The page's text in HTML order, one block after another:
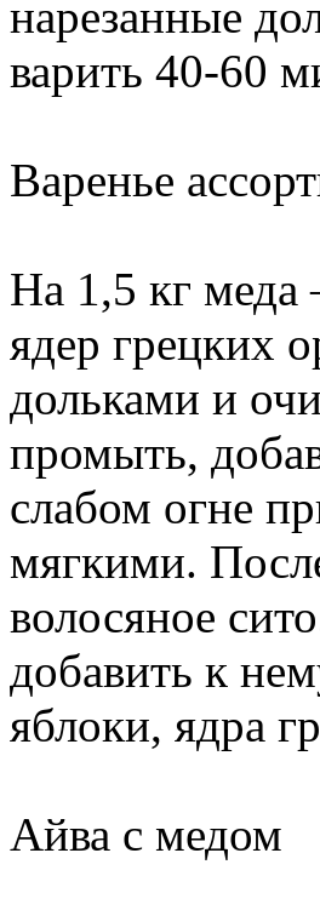
нарезанные
варить 40-60
Варенье
На 1,5 кг меда
ядер грецких
дольками и
промыть,
слабом огне
мягкими.
волосяное
добавить к
яблоки, ядра
Айва с медом